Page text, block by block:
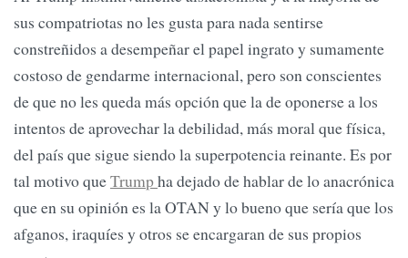
sus compatriotas no les gusta para nada sentirse
constreñidos a desempeñar el papel ingrato y sumamente
costoso de gendarme internacional, pero son conscientes
de que no les queda más opción que la de oponerse a los
intentos de aprovechar la debilidad, más moral que física,
del país que sigue siendo la superpotencia reinante. Es por
tal motivo queTrumpha dejado de hablar de lo anacrónica
que en su opinión es la OTAN y lo bueno que sería que los
afganos, iraquíes y otros se encargaran de sus propios